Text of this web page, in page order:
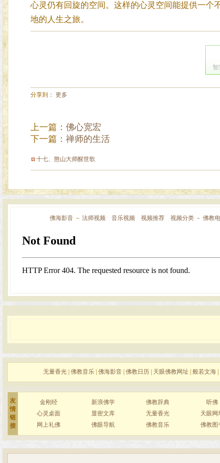
心灵仍有回旋的空间。这样的心灵空间能提供一个
地的人生之旅。
智
分享到： 更多
上一篇： 佛心宽宏
下一篇： 禅师的生活
十七、憨山大师醒世歌
佛海影音 － 法师视频 音乐视频 视频推荐 视频分类 － 佛教
无量香光 佛教音乐 佛海影音 佛教日历 天眼佛教网址 般若文海
友
情
链
接
金刚经 新浪佛学 佛教辞典
听佛
心灵桌面
显密文库 无量香光
天眼网
网上礼佛
佛眼导航 佛教音乐 佛教图